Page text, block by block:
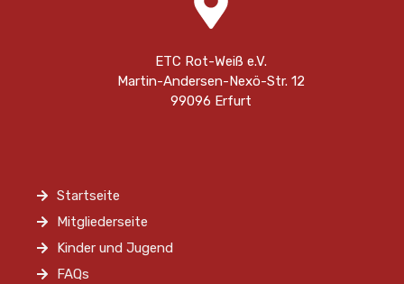
ETC Rot-Weiß e.V.
Martin-Andersen-Nexö-Str. 12
99096 Erfurt
Startseite
Mitgliederseite
Kinder und Jugend
FAQs